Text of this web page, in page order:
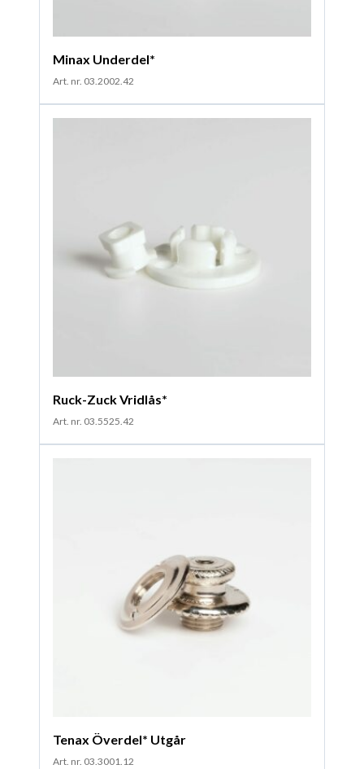
Minax Underdel*
Art. nr. 03.2002.42
Ruck-Zuck Vridlås*
Art. nr. 03.5525.42
Tenax Överdel* Utgår
Art. nr. 03.3001.12